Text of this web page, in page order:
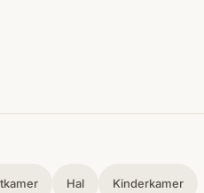
Hal Kinderkamer